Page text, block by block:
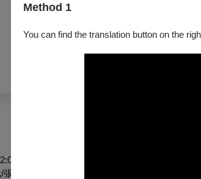
Method 1
You can find the translation button on the
－ 10.09 FRI. 23:59 ——